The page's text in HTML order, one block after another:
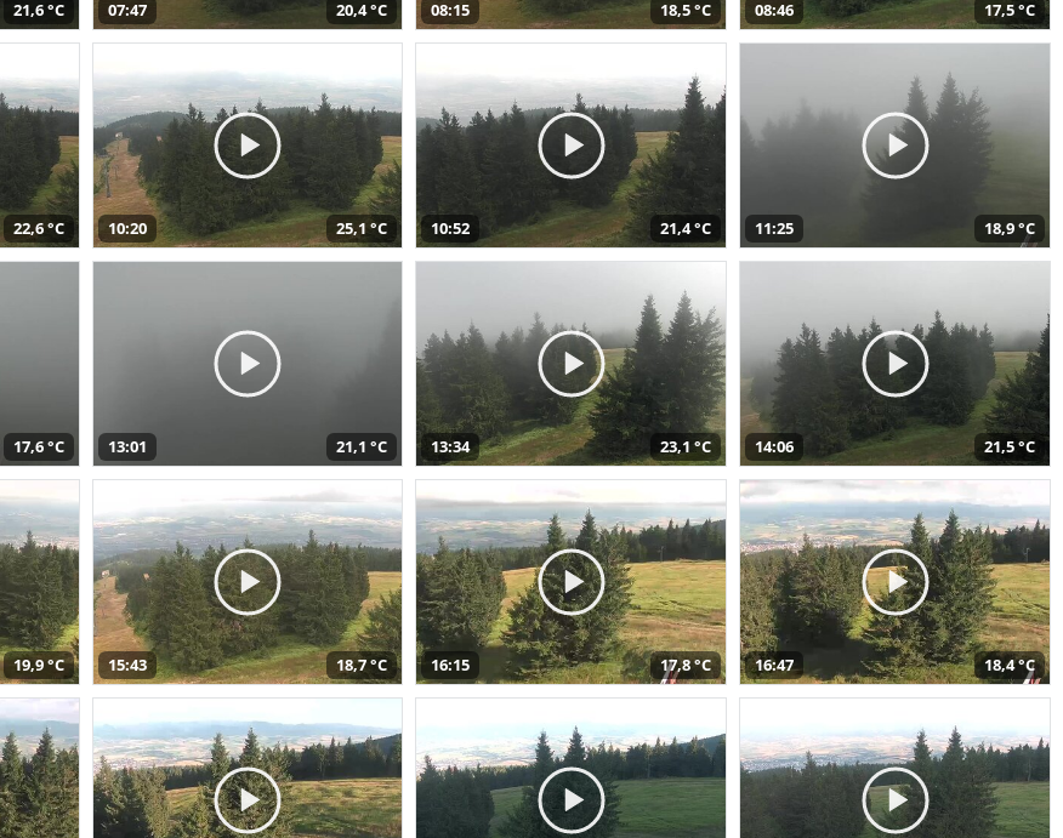
21,6 °C 07:47 20,4 °C 08:15 18,5 °C 08:46 17,5 °C
22,6 °C 10:20 25,1 °C 10:52 21,4 °C 11:25 18,9 °C
17,6 °C 13:01 21,1 °C 13:34 23,1 °C 14:06 21,5 °C
19,9 °C 15:43 18,7 °C 16:15 17,8 °C 16:47 18,4 °C